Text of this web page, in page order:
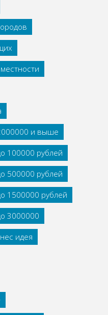
и выше
100000 рублей
500000 рублей
1500000 рублей
3000000
идея